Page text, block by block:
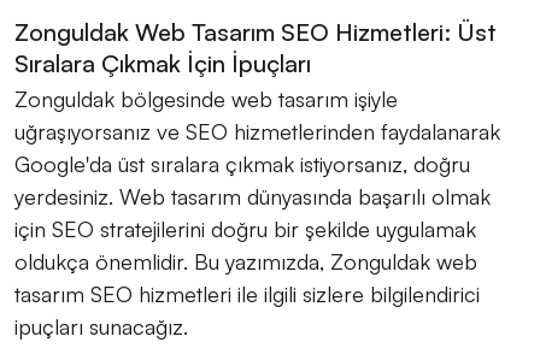
Zonguldak Web Tasarım SEO Hizmetleri: Üst
Sıralara Çıkmak İçin İpuçları
Zonguldak bölgesinde web tasarım işiyle
uğraşıyorsanız ve SEO hizmetlerinden faydalanarak
Google'da üst sıralara çıkmak istiyorsanız, doğru
yerdesiniz. Web tasarım dünyasında başarılı olmak
için SEO stratejilerini doğru bir şekilde uygulamak
oldukça önemlidir. Bu yazımızda, Zonguldak web
tasarım SEO hizmetleri ile ilgili sizlere bilgilendirici
ipuçları sunacağız.